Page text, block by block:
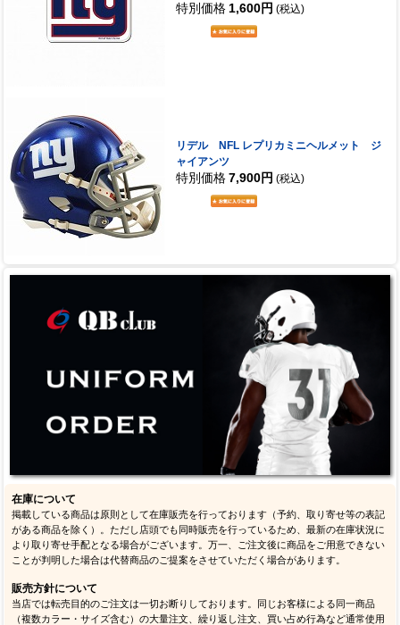
特別価格 1,600円 (税込)
リデル NFL レプリカミニヘルメット ジ
ャイアンツ
特別価格 7,900円 (税込)
在庫について
掲載している商品は原則として在庫販売を行っております（予約、取り寄せ等の表記
がある商品を除く）。ただし店頭でも同時販売を行っているため、最新の在庫状況に
より取り寄せ手配となる場合がございます。万一、ご注文後に商品をご用意できない
ことが判明した場合は代替商品のご提案をさせていただく場合があります。
販売方針について
当店では転売目的のご注文は一切お断りしております。同じお客様による同一商品
（複数カラー・サイズ含む）の大量注文、繰り返し注文、買い占め行為など通常使用